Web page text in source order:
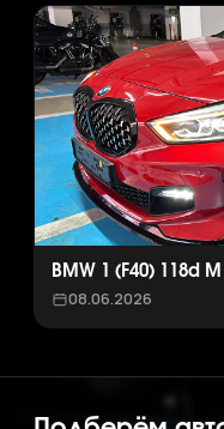
BMW 1 (F40) 118d
08.06.2026